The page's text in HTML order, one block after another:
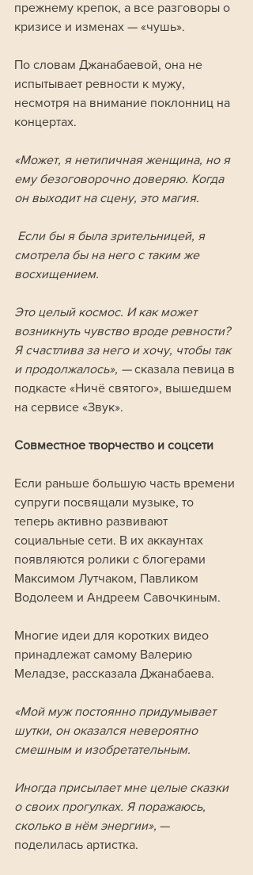
прежнему крепок, а все разговоры о
кризисе и изменах — «чушь».
По словам Джанабаевой, она не
испытывает ревности к мужу,
несмотря на внимание поклонниц на
концертах.
«Может, я нетипичная женщина, но я
ему безоговорочно доверяю. Когда
он выходит на сцену, это магия.
смотрела бы на него с таким же
восхищением.
Это целый космос. И как может
возникнуть чувство вроде ревности?
Я счастлива за него и хочу, чтобы так
и продолжалось», — сказала певица в
подкасте «Ничё святого», вышедшем
на сервисе «Звук».
Совместное творчество и соцсети
Если раньше большую часть времени
супруги посвящали музыке, то
теперь активно развивают
социальные сети. В их аккаунтах
появляются ролики с блогерами
Максимом Лутчаком, Павликом
Водолеем и Андреем Савочкиным.
Многие идеи для коротких видео
принадлежат самому Валерию
Меладзе, рассказала Джанабаева.
«Мой муж постоянно придумывает
шутки, он оказался невероятно
смешным и изобретательным.
Иногда присылает мне целые сказки
о своих прогулках. Я поражаюсь,
сколько в нём энергии», —
поделилась артистка.